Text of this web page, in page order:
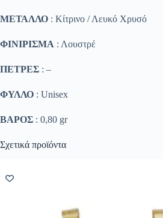
ΜΕΤΑΛΛΟ : Κίτρινο / Λευκό Χρυσό
ΦΙΝΙΡΙΣΜΑ : Λουστρέ
ΠΕΤΡΕΣ : –
ΦΥΛΛΟ : Unisex
ΒΑΡΟΣ : 0,80 gr
Σχετικά προϊόντα